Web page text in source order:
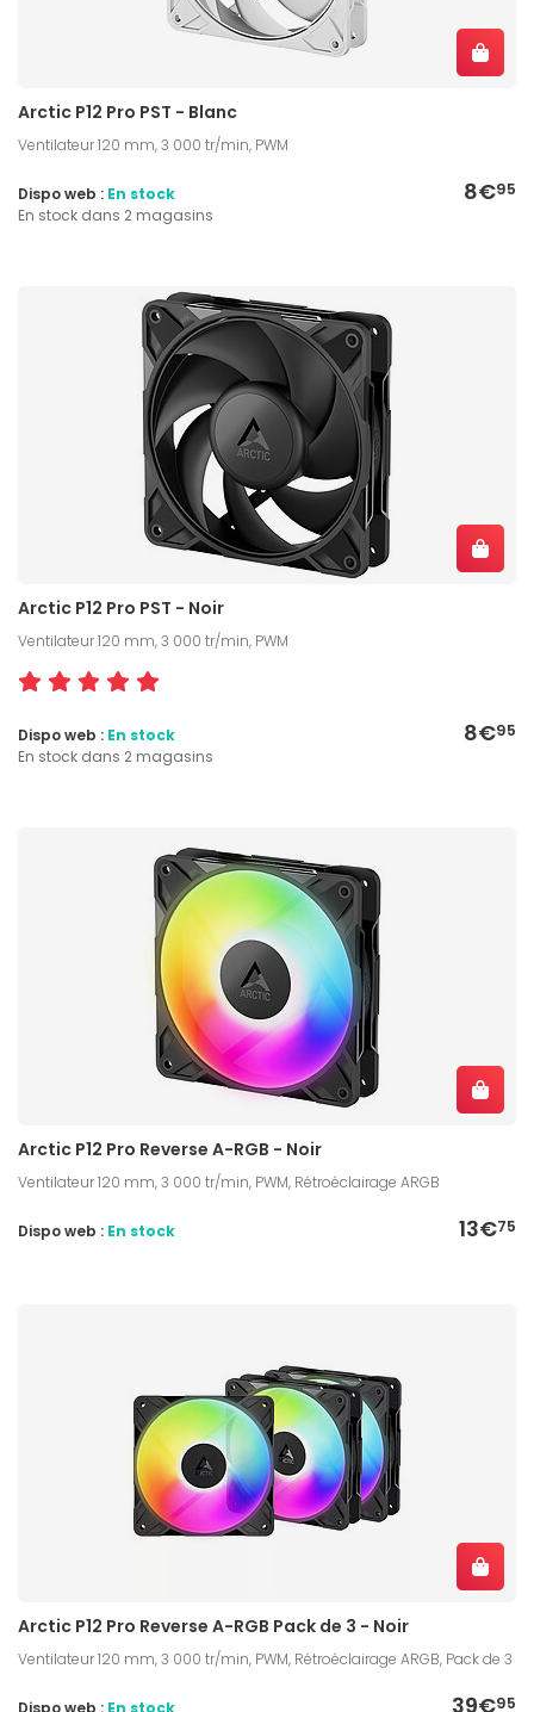
Arctic P12 Pro PST - Blanc
Ventilateur 120 mm, 3 000 tr/min, PWM
8€95
Dispo web : En stock
En stock dans 2 magasins
Arctic P12 Pro PST - Noir
Ventilateur 120 mm, 3 000 tr/min, PWM
8€95
Dispo web : En stock
En stock dans 2 magasins
Arctic P12 Pro Reverse A-RGB - Noir
Ventilateur 120 mm, 3 000 tr/min, PWM, Rétroéclairage ARGB
13€75
Dispo web : En stock
Arctic P12 Pro Reverse A-RGB Pack de 3 - Noir
Ventilateur 120 mm, 3 000 tr/min, PWM, Rétroéclairage ARGB, Pack de 3
39€95
Dispo web : En stock